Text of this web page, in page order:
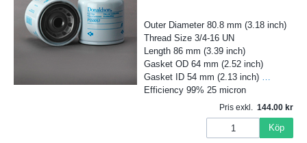
Outer Diameter 80.8 mm (3.18 inch)
Thread Size 3/4-16 UN
Length 86 mm (3.39 inch)
Gasket OD 64 mm (2.52 inch)
Gasket ID 54 mm (2.13 inch) …
Efficiency 99% 25 micron
Pris exkl. 144.00
Köp